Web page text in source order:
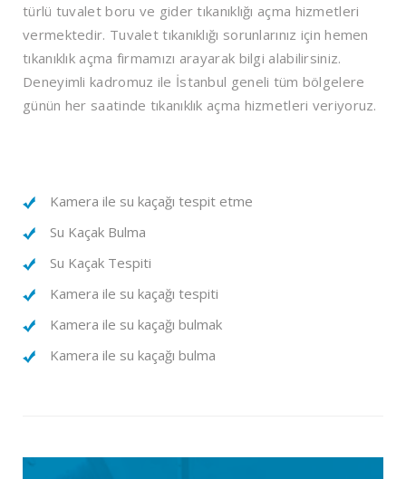
türlü tuvalet boru ve gider tıkanıklığı açma hizmetleri
vermektedir. Tuvalet tıkanıklığı sorunlarınız için hemen
tıkanıklık açma firmamızı arayarak bilgi alabilirsiniz.
Deneyimli kadromuz ile İstanbul geneli tüm bölgelere
günün her saatinde tıkanıklık açma hizmetleri veriyoruz.
Kamera ile su kaçağı tespit etme
Su Kaçak Bulma
Su Kaçak Tespiti
Kamera ile su kaçağı tespiti
Kamera ile su kaçağı bulmak
Kamera ile su kaçağı bulma